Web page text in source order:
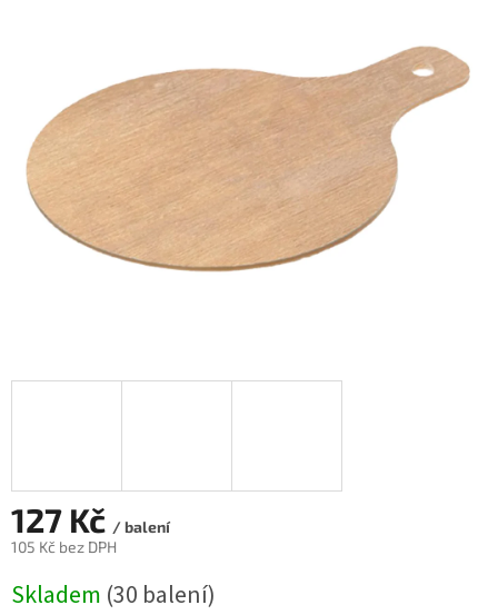
hvězdiček.
127 Kč / balení
105 Kč bez DPH
cena:
Skladem (30 balení)